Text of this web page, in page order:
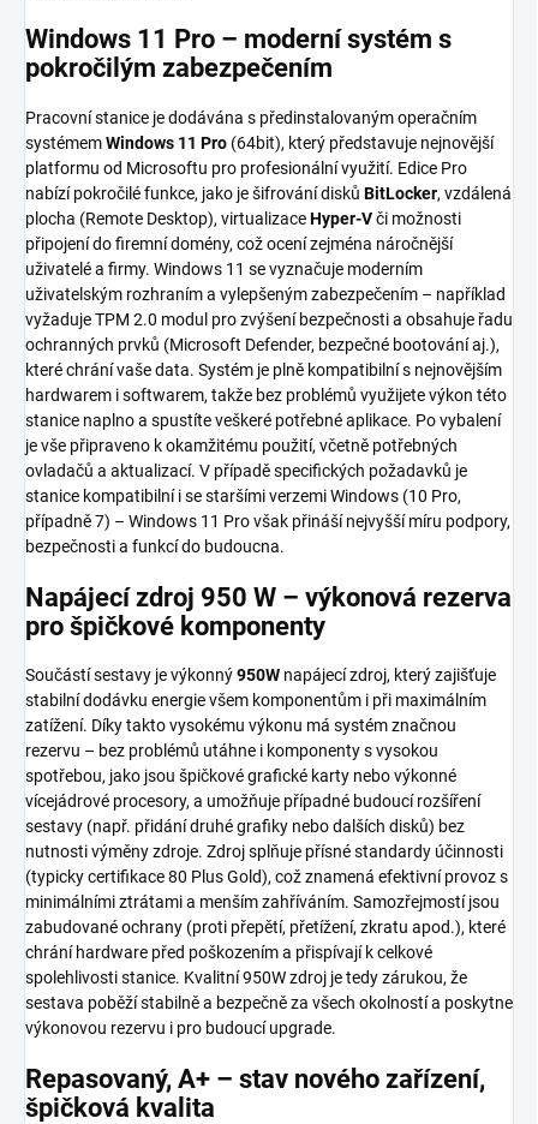
Windows 11 Pro – moderní systém s
pokročilým zabezpečením
Pracovní stanice je dodávána s předinstalovaným operačním
systémemWindows 11 Pro (64bit), který představuje nejnovější
platformu od Microsoftu pro profesionální využití. Edice Pro
nabízí pokročilé funkce, jako je šifrování disků BitLocker, vzdálená
plocha (Remote Desktop), virtualizaceHyper-Vči možnosti
připojení do firemní domény, což ocení zejména náročnější
uživatelé a firmy. Windows 11 se vyznačuje moderním
uživatelským rozhraním a vylepšeným zabezpečením – například
vyžaduje TPM 2.0 modul pro zvýšení bezpečnosti a obsahuje řadu
ochranných prvků (Microsoft Defender, bezpečné bootování aj.),
které chrání vaše data. Systém je plně kompatibilní s nejnovějším
hardwarem i softwarem, takže bez problémů využijete výkon této
stanice naplno a spustíte veškeré potřebné aplikace. Po vybalení
je vše připraveno k okamžitému použití, včetně potřebných
ovladačů a aktualizací. V případě specifických požadavků je
stanice kompatibilní i se staršími verzemi Windows (10 Pro,
případně 7) – Windows 11 Pro však přináší nejvyšší míru podpory,
bezpečnosti a funkcí do budoucna.
Napájecí zdroj 950 W – výkonová rezerva
pro špičkové komponenty
Součástí sestavy je výkonný950W napájecí zdroj, který zajišťuje
stabilní dodávku energie všem komponentům i při maximálním
zatížení. Díky takto vysokému výkonu má systém značnou
rezervu – bez problémů utáhne i komponenty s vysokou
spotřebou, jako jsou špičkové grafické karty nebo výkonné
vícejádrové procesory, a umožňuje případné budoucí rozšíření
sestavy (např. přidání druhé grafiky nebo dalších disků) bez
nutnosti výměny zdroje. Zdroj splňuje přísné standardy účinnosti
(typicky certifikace 80 Plus Gold), což znamená efektivní provoz s
minimálními ztrátami a menším zahříváním. Samozřejmostí jsou
zabudované ochrany (proti přepětí, přetížení, zkratu apod.), které
chrání hardware před poškozením a přispívají k celkové
spolehlivosti stanice. Kvalitní 950W zdroj je tedy zárukou, že
sestava poběží stabilně a bezpečně za všech okolností a poskytne
výkonovou rezervu i pro budoucí upgrade.
Repasovaný, A+ – stav nového zařízení,
špičková kvalita